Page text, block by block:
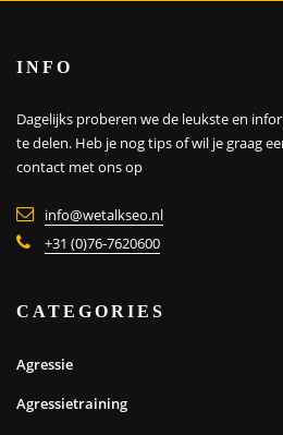
INFO
Dagelijks proberen we de leukste en
te delen. Heb je nog tips of wil je graag
contact met ons op
info@wetalkseo.nl
+31 (0)76-7620600
CATEGORIES
Agressie
Agressietraining